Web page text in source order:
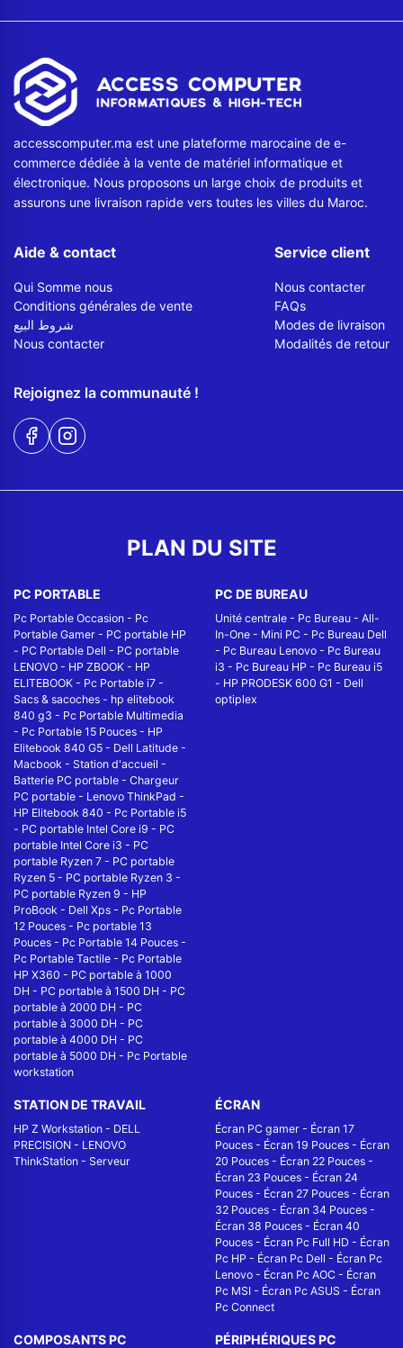
accesscomputer.ma est une plateforme marocaine de e-
commerce dédiée à la vente de matériel informatique et
électronique. Nous proposons un large choix de produits et
assurons une livraison rapide vers toutes les villes du Maroc.
Aide & contact
Qui Somme nous
Conditions générales de vente
شروط البيع
Nous contacter
Service client
Nous contacter
FAQs
Modes de livraison
Modalités de retour
Rejoignez la communauté !
PLAN DU SITE
PC PORTABLE
Pc Portable Occasion - Pc
Portable Gamer - PC portable HP
- PC Portable Dell - PC portable
LENOVO - HP ZBOOK - HP
ELITEBOOK - Pc Portable i7 -
Sacs & sacoches - hp elitebook
840 g3 - Pc Portable Multimedia
- Pc Portable 15 Pouces - HP
Elitebook 840 G5 - Dell Latitude -
Macbook - Station d'accueil -
Batterie PC portable - Chargeur
PC portable - Lenovo ThinkPad -
HP Elitebook 840 - Pc Portable i5
- PC portable Intel Core i9 - PC
portable Intel Core i3 - PC
portable Ryzen 7 - PC portable
Ryzen 5 - PC portable Ryzen 3 -
PC portable Ryzen 9 - HP
ProBook - Dell Xps - Pc Portable
12 Pouces - Pc portable 13
Pouces - Pc Portable 14 Pouces -
Pc Portable Tactile - Pc Portable
HP X360 - PC portable à 1000
DH - PC portable à 1500 DH - PC
portable à 2000 DH - PC
portable à 3000 DH - PC
portable à 4000 DH - PC
portable à 5000 DH - Pc Portable
workstation
PC DE BUREAU
Unité centrale - Pc Bureau - All-
In-One - Mini PC - Pc Bureau Dell
- Pc Bureau Lenovo - Pc Bureau
i3 - Pc Bureau HP - Pc Bureau i5
- HP PRODESK 600 G1 - Dell
optiplex
STATION DE TRAVAIL
HP Z Workstation - DELL
PRECISION - LENOVO
ThinkStation - Serveur
ÉCRAN
Écran PC gamer - Écran 17
Pouces - Écran 19 Pouces - Écran
20 Pouces - Écran 22 Pouces -
Écran 23 Pouces - Écran 24
Pouces - Écran 27 Pouces - Écran
32 Pouces - Écran 34 Pouces -
Écran 38 Pouces - Écran 40
Pouces - Écran Pc Full HD - Écran
Pc HP - Écran Pc Dell - Écran Pc
Lenovo - Écran Pc AOC - Écran
Pc MSI - Écran Pc ASUS - Écran
Pc Connect
COMPOSANTS PC PÉRIPHÉRIQUES PC